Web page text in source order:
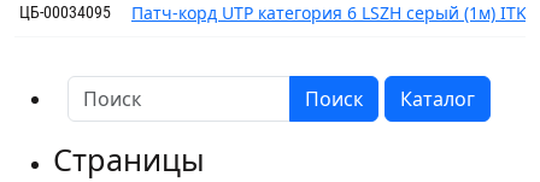
ЦБ-00034095 Патч-корд UTP категория 6 LSZH серый (1м) ITK
Поиск Каталог
Страницы